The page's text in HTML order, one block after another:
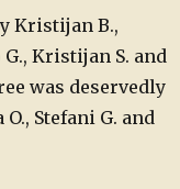
Kristijan B.,
Kristijan S. and
was deservedly
Stefani G. and